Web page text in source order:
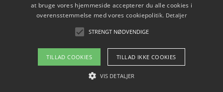
Copyright 2026 - Pilanto Aps
Om / kontakt
Blog Betingelser
at bruge vores hjemmeside accepterer du alle cookies i
overensstemmelse med vores cookiepolitik. Detaljer
STRENGT NØDVENDIGE
TILLAD COOKIES TILLAD IKKE COOKIES
VIS DETALJER